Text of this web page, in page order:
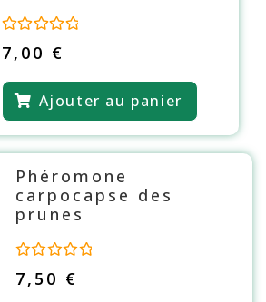
o
e
u
r
5
7,00 €
Ajouter au panier
Phéromone
carpocapse des
prunes
o
7,50 €